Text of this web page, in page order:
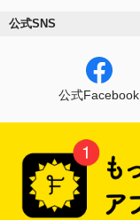
公式SNS
公式Facebook